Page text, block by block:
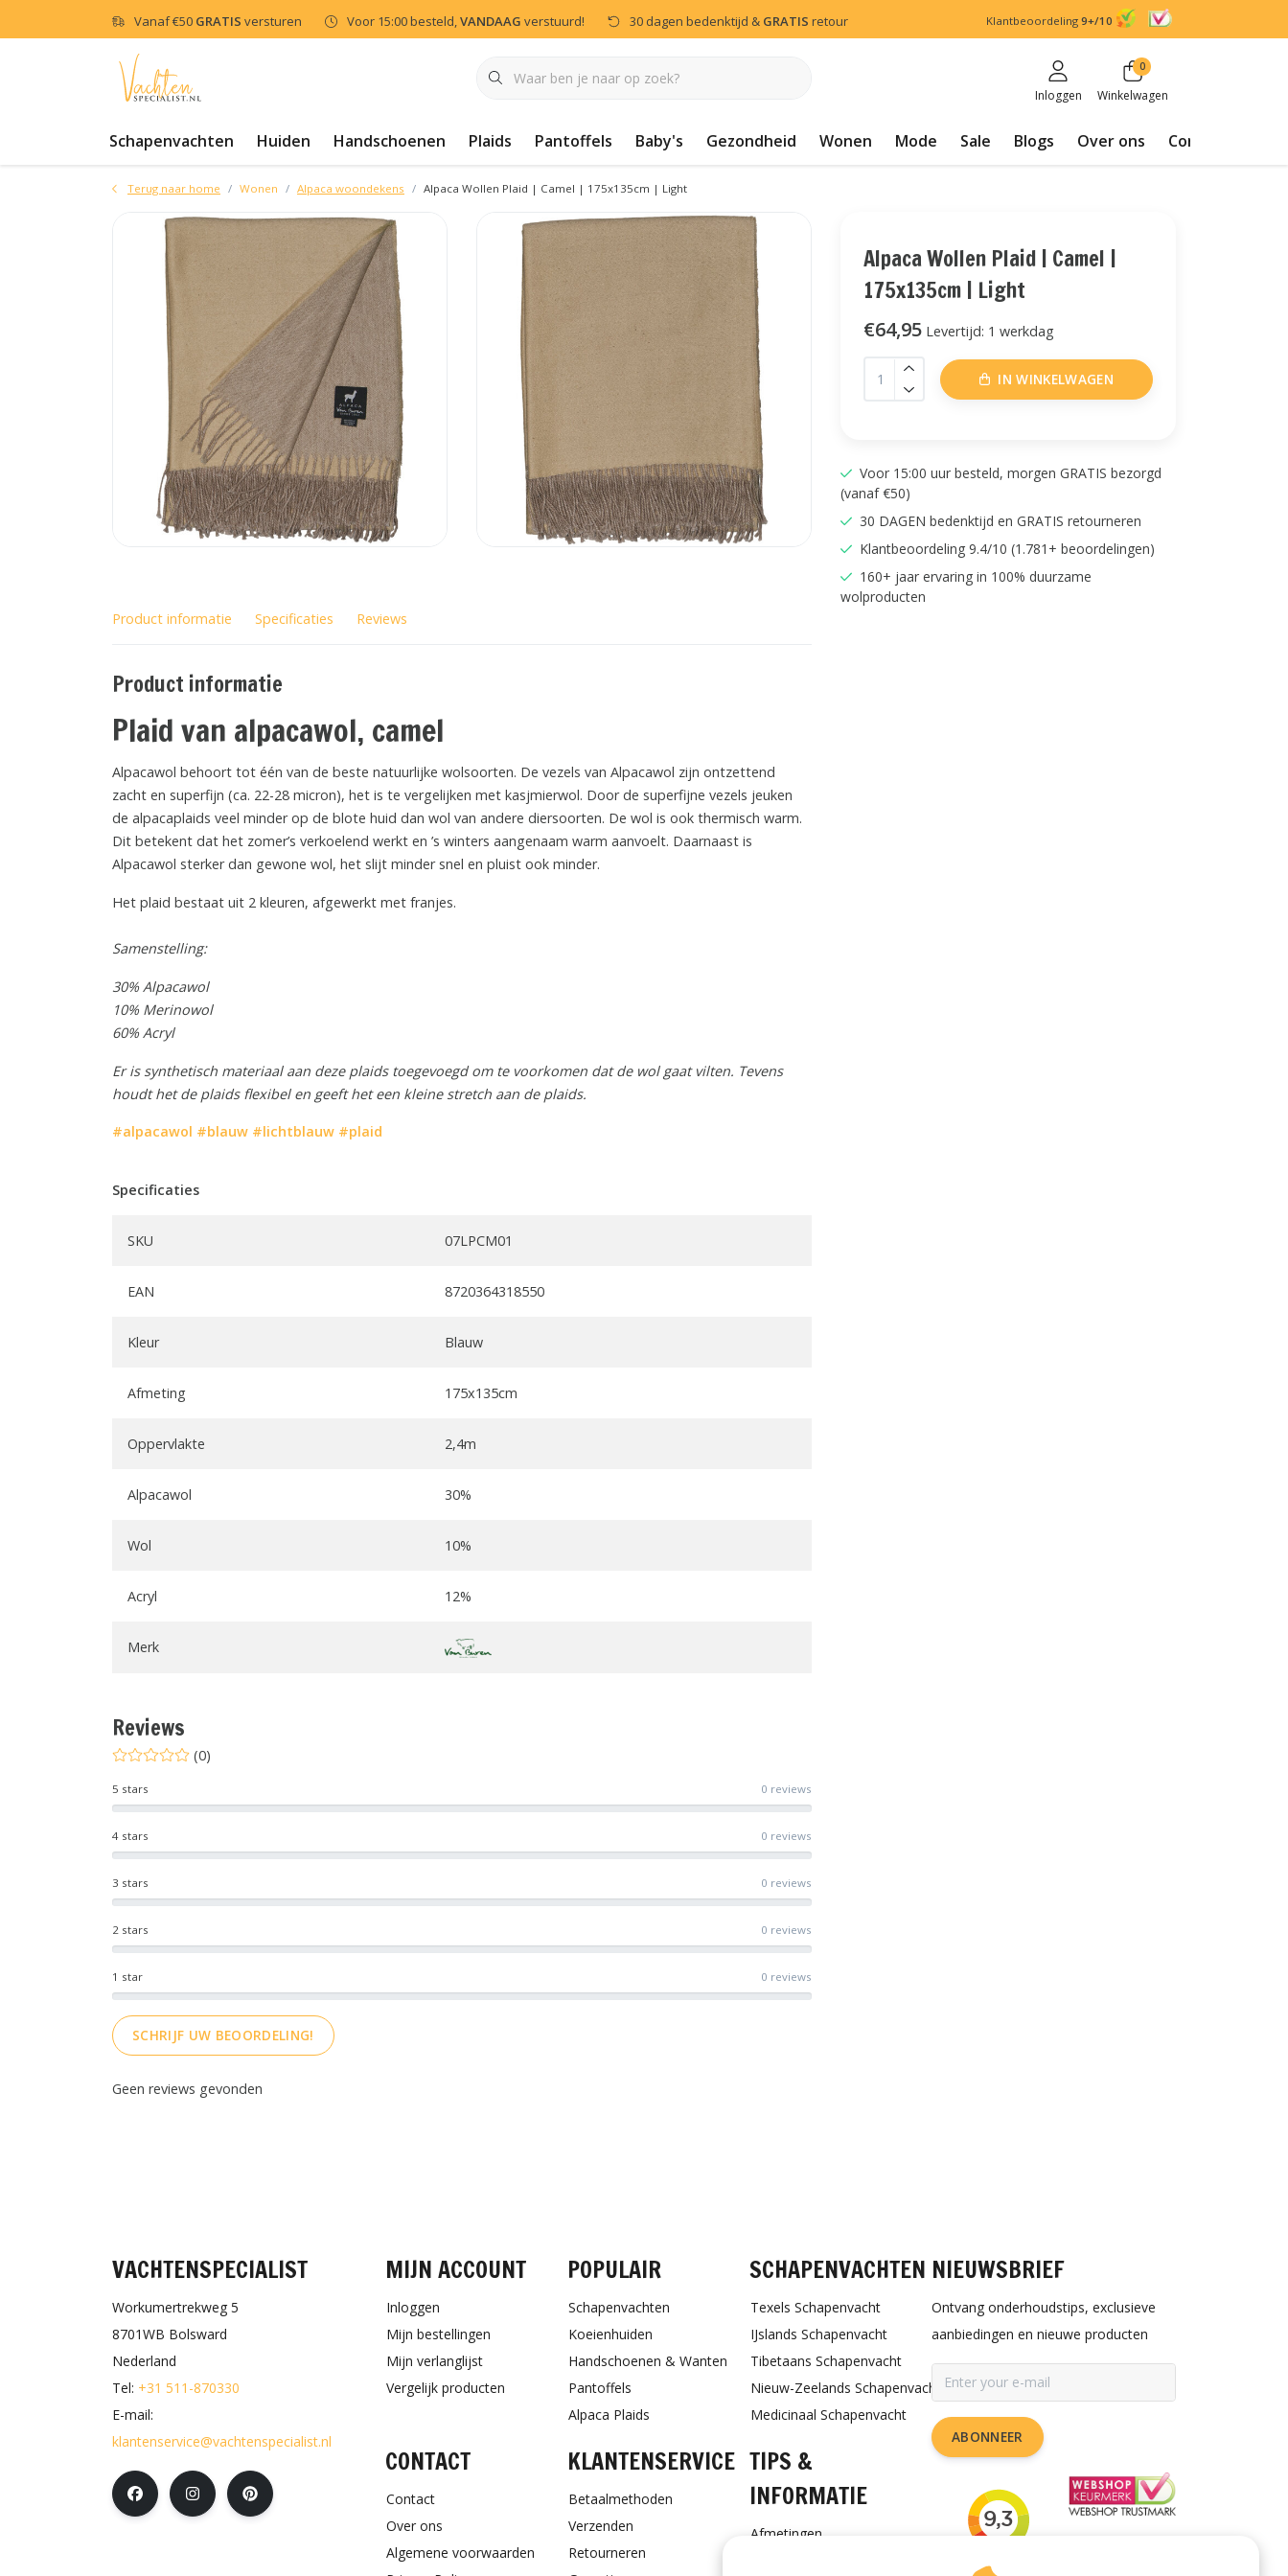
Vanaf€50 GRATIS versturen Voor 15:00 besteld,VANDAAG verstuurd! 30 dagen bedenktijd & GRATIS retour Klantbeoordeling 9+/10
Inloggen
0
Winkelwagen
Schapenvachten Huiden Handschoenen Plaids Pantoffels Baby's Gezondheid Wonen Mode Sale Blogs Over ons Contact
Terug naar home Wonen Alpaca woondekens Alpaca Wollen Plaid | Camel | 175x135cm | Light
Alpaca Wollen Plaid | Camel |
175x135cm | Light
€64,95 Levertijd: 1 werkdag
IN WINKELWAGEN
Voor 15:00 uur besteld, morgen GRATIS bezorgd
(vanaf €50)
30 DAGEN bedenktijd en GRATIS retourneren
Klantbeoordeling 9.4/10 (1.781+ beoordelingen)
160+ jaar ervaring in 100% duurzame
wolproducten
Product informatie
Specificaties Reviews
Product informatie
Plaid van alpacawol, camel
Alpacawol behoort tot één van de beste natuurlijke wolsoorten. De vezels van Alpacawol zijn ontzettend
zacht en superfijn (ca. 22-28 micron), het is te vergelijken met kasjmierwol. Door de superfijne vezels jeuken
de alpacaplaids veel minder op de blote huid dan wol van andere diersoorten. De wol is ook thermisch warm.
Dit betekent dat het zomer’s verkoelend werkt en ’s winters aangenaam warm aanvoelt. Daarnaast is
Alpacawol sterker dan gewone wol, het slijt minder snel en pluist ook minder.
Het plaid bestaat uit 2 kleuren, afgewerkt met franjes.
Samenstelling:
30% Alpacawol
10% Merinowol
60% Acryl
Er is synthetisch materiaal aan deze plaids toegevoegd om te voorkomen dat de wol gaat vilten. Tevens
houdt het de plaids flexibel en geeft het een kleine stretch aan de plaids.
#alpacawol #blauw #lichtblauw #plaid
Specificaties
SKU 07LPCM01
EAN 8720364318550
Kleur Blauw
Afmeting 175x135cm
Oppervlakte 2,4m
Alpacawol 30%
Wol 10%
Acryl 12%
Merk
Reviews
(0)
1 star 0 reviews
2 stars 0 reviews
3 stars 0 reviews
4 stars 0 reviews
5 stars 0 reviews
SCHRIJF UW BEOORDELING!
Geen reviews gevonden
VACHTENSPECIALIST
Workumertrekweg 5
8701WB Bolsward
Nederland
Tel: +31 511-870330
E-mail:
klantenservice@vachtenspecialist.nl
MIJN ACCOUNT
Inloggen
Mijn bestellingen
Mijn verlanglijst
Vergelijk producten
POPULAIR
Schapenvachten
Koeienhuiden
Handschoenen & Wanten
Pantoffels
Alpaca Plaids
SCHAPENVACHTEN
Texels Schapenvacht
IJslands Schapenvacht
Tibetaans Schapenvacht
Nieuw-Zeelands Schapenvacht
Medicinaal Schapenvacht
CONTACT
Contact
Over ons
Algemene voorwaarden
KLANTENSERVICE
Betaalmethoden
Verzenden
Retourneren
TIPS &
INFORMATIE
Afmetingen
NIEUWSBRIEF
Ontvang onderhoudstips, exclusieve
aanbiedingen en nieuwe producten
ABONNEER